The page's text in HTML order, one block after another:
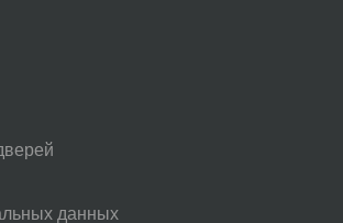
данных